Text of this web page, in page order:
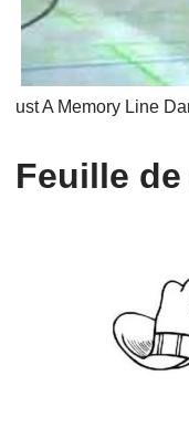
ust A Memory Line
Feuille